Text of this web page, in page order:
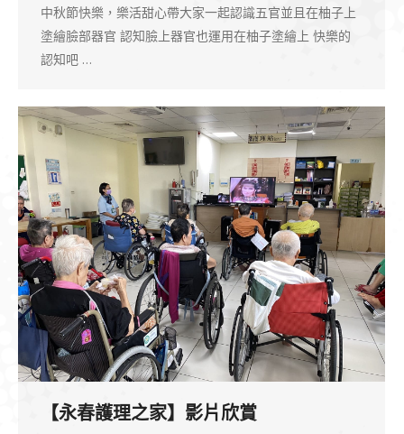
中秋節快樂，樂活甜心帶大家一起認識五官並且在柚子上
塗繪臉部器官 認知臉上器官也運用在柚子塗繪上 快樂的
認知吧 …
【永春護理之家】影片欣賞